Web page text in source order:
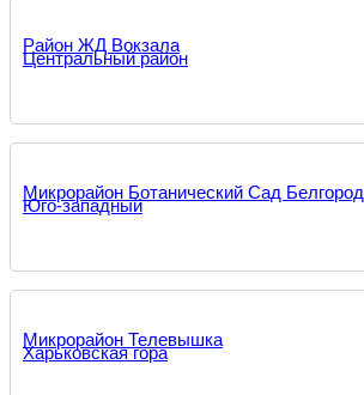
Район ЖД Вокзала
Центральный район
Микрорайон Ботанический Сад Белгород
Юго-западный
Микрорайон Телевышка
Харьковская гора